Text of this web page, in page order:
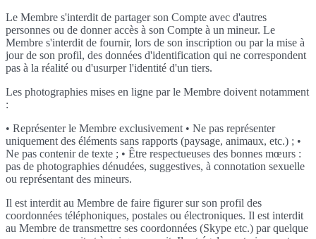
Le Membre s'interdit de partager son Compte avec d'autres
personnes ou de donner accès à son Compte à un mineur. Le
Membre s'interdit de fournir, lors de son inscription ou par la mise à
jour de son profil, des données d'identification qui ne correspondent
pas à la réalité ou d'usurper l'identité d'un tiers.
Les photographies mises en ligne par le Membre doivent notamment
:
• Représenter le Membre exclusivement • Ne pas représenter
uniquement des éléments sans rapports (paysage, animaux, etc.) ; •
Ne pas contenir de texte ; • Être respectueuses des bonnes mœurs :
pas de photographies dénudées, suggestives, à connotation sexuelle
ou représentant des mineurs.
Il est interdit au Membre de faire figurer sur son profil des
coordonnées téléphoniques, postales ou électroniques. Il est interdit
au Membre de transmettre ses coordonnées (Skype etc.) par quelque